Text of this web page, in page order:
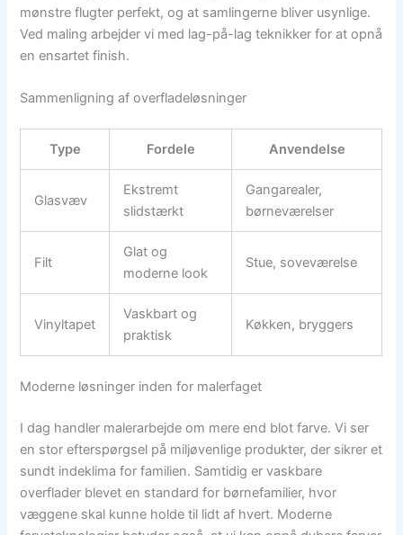
mønstre flugter perfekt, og at samlingerne bliver usynlige.
Ved maling arbejder vi med lag-på-lag teknikker for at opnå
en ensartet finish.
Sammenligning af overfladeløsninger
Type Fordele Anvendelse
Glasvæv
Ekstremt
slidstærkt
Gangarealer,
børneværelser
Filt
Glat og
moderne look
Stue, soveværelse
Vinyltapet
Vaskbart og
praktisk
Køkken, bryggers
Moderne løsninger inden for malerfaget
I dag handler malerarbejde om mere end blot farve. Vi ser
en stor efterspørgsel på miljøvenlige produkter, der sikrer et
sundt indeklima for familien. Samtidig er vaskbare
overflader blevet en standard for børnefamilier, hvor
væggene skal kunne holde til lidt af hvert. Moderne